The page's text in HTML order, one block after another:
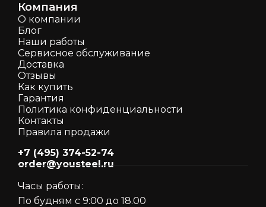
Компания
О компании
Блог
Наши работы
Сервисное обслуживание
Доставка
Отзывы
Как кyпить
Гарантия
Политика конфиденциальности
Контакты
Правила продажи
+7 (495) 374-52-74
order@yousteel.ru
Часы работы:
По будням с 9:00 до 18.00